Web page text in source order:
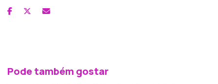
Pode também gostar